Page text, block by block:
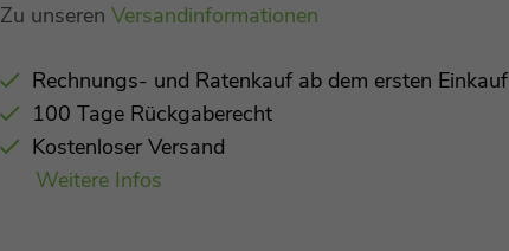
Zu unseren Versandinformationen
Rechnungs- und Ratenkauf ab dem ersten Einkauf
100 Tage Rückgaberecht
Kostenloser Versand
Weitere Infos